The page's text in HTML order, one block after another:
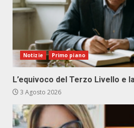
Notizie Primo piano
L’equivoco del Terzo Livello e
3 Agosto 2026